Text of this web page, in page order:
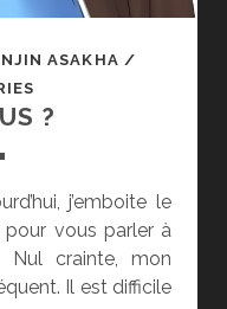
ASAKHA /
?
j’emboite le
vous parler à
crainte, mon
Il est difficile